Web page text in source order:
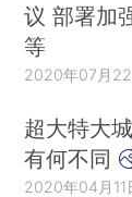
议 部署加
等
2020年07月
超大特大
有何不同
2020年04月11